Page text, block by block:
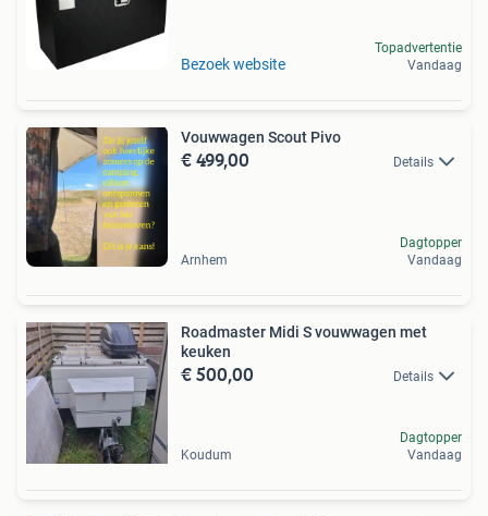
Bezoek website
Topadvertentie
Vandaag
Vouwwagen Scout Pivo
€ 499,00 Details
Arnhem
Dagtopper
Vandaag
Roadmaster Midi S vouwwagen met
keuken
€ 500,00 Details
Koudum
Dagtopper
Vandaag